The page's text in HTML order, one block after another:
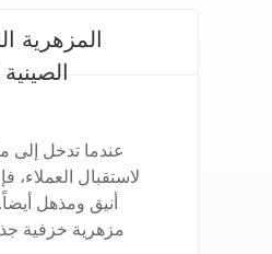
المزهرية
عندما تدخل
لاستقبال